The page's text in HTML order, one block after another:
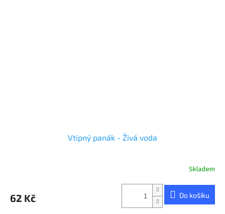
Vtipný panák - Živá voda
Skladem
62 Kč Do košíku